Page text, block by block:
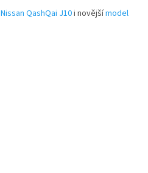
Nissan QashQai J10i novějšímodel